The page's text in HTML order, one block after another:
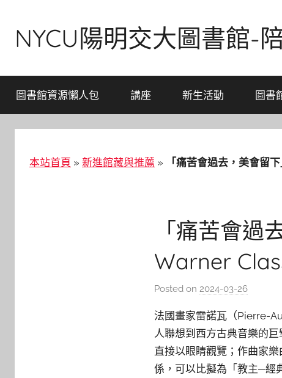
contentNYCU陽明交大圖書館-
圖書館資源懶人包 講座 新生活動 圖書
本站首頁 » 新進館藏與推薦 » 「痛苦會過去，美會留
「痛苦會過
Warner
Posted on 2024-03-26
y
j
j
h
法國畫家雷諾瓦（Pierre-
人聯想到西方古典音樂的
直接以眼睛觀覽；作曲家
係，可以比擬為「教主─經